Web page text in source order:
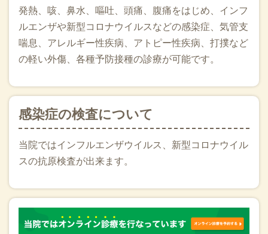
発熱、咳、鼻水、嘔吐、頭痛、腹痛をはじめ、インフ
ルエンザや新型コロナウイルスなどの感染症、気管支
喘息、アレルギー性疾病、アトピー性疾病、打撲など
の軽い外傷、各種予防接種の診療が可能です。
感染症の検査について
当院ではインフルエンザウイルス、新型コロナウイル
スの抗原検査が出来ます。